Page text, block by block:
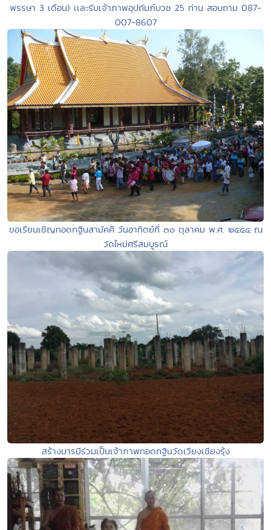
พรรษา 3 เดือน) เเละรับเจ้าภาพอุปถัมภ์บวช 25 ท่าน สอบถาม 087-
007-8607
ขอเรียนเชิญทอดกฐินสามัคคี วันอาทิตย์ที่ ๓๐ ตุลาคม พ.ศ. ๒๕๕๔ ณ
วัดใหม่ศรีสมบูรณ์
สร้างบารมีร่วมเป็นเจ้าภาพทอดกฐินวัดเวียงเชียงรุ้ง